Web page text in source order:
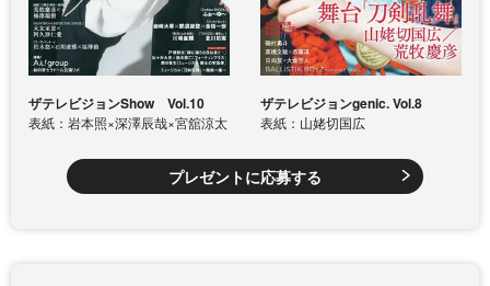
ザテレビジョンShow Vol.10
表紙：岩本照×深澤辰哉×宮舘涼太
ザテレビジョンgenic. Vol.8
表紙：山姥切国広
プレゼントに応募する